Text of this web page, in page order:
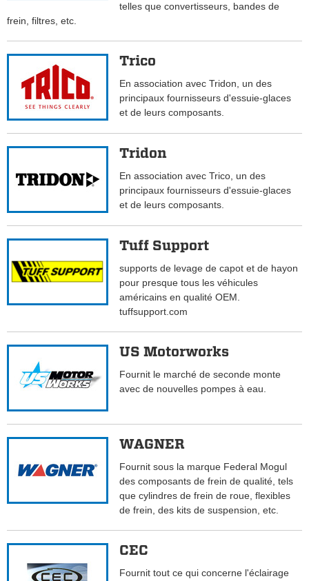
telles que convertisseurs, bandes de
frein, filtres, etc.
Trico
En association avec Tridon, un des
principaux fournisseurs d'essuie-glaces
et de leurs composants.
Tridon
En association avec Trico, un des
principaux fournisseurs d'essuie-glaces
et de leurs composants.
Tuff Support
supports de levage de capot et de hayon
pour presque tous les véhicules
américains en qualité OEM.
tuffsupport.com
US Motorworks
Fournit le marché de seconde monte
avec de nouvelles pompes à eau.
WAGNER
Fournit sous la marque Federal Mogul
des composants de frein de qualité, tels
que cylindres de frein de roue, flexibles
de frein, des kits de suspension, etc.
CEC
Fournit tout ce qui concerne l'éclairage